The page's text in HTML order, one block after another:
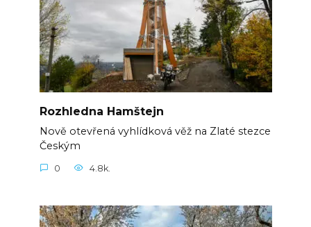
Rozhledna Hamštejn
Nově otevřená vyhlídková věž na Zlaté stezce
Českým
0 4.8k.